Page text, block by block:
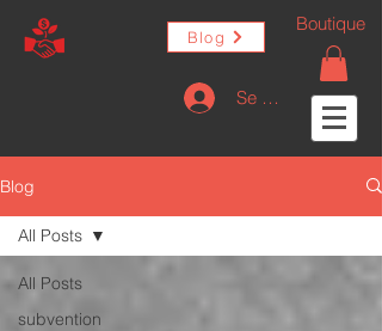
Blog
Se connecter
Boutique
Blog
All Posts
subvention
All Posts